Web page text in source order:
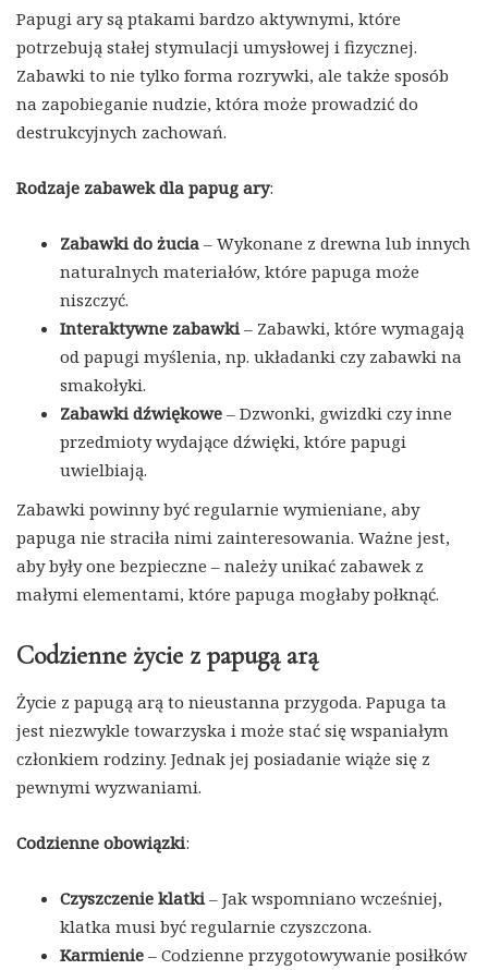
Papugi ary są ptakami bardzo aktywnymi, które
potrzebują stałej stymulacji umysłowej i fizycznej.
Zabawki to nie tylko forma rozrywki, ale także sposób
na zapobieganie nudzie, która może prowadzić do
destrukcyjnych zachowań.
Rodzaje zabawek dla papug ary:
Zabawki do żucia – Wykonane z drewna lub innych
naturalnych materiałów, które papuga może
niszczyć.
Interaktywne zabawki – Zabawki, które wymagają
od papugi myślenia, np. układanki czy zabawki na
smakołyki.
Zabawki dźwiękowe – Dzwonki, gwizdki czy inne
przedmioty wydające dźwięki, które papugi
uwielbiają.
Zabawki powinny być regularnie wymieniane, aby
papuga nie straciła nimi zainteresowania. Ważne jest,
aby były one bezpieczne – należy unikać zabawek z
małymi elementami, które papuga mogłaby połknąć.
Codzienne życie z papugą arą
Życie z papugą arą to nieustanna przygoda. Papuga ta
jest niezwykle towarzyska i może stać się wspaniałym
członkiem rodziny. Jednak jej posiadanie wiąże się z
pewnymi wyzwaniami.
Codzienne obowiązki:
Czyszczenie klatki – Jak wspomniano wcześniej,
klatka musi być regularnie czyszczona.
Karmienie – Codzienne przygotowywanie posiłków